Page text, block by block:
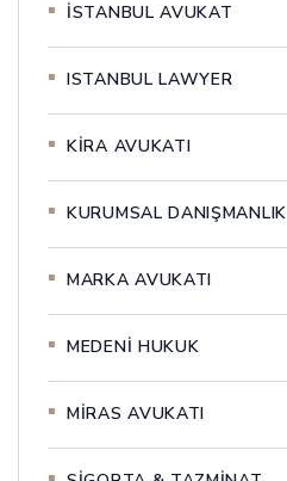
İSTANBUL AVUKAT
ISTANBUL LAWYER
KİRA AVUKATI
KURUMSAL DANIŞMANLIK
MARKA AVUKATI
MEDENİ HUKUK
MİRAS AVUKATI